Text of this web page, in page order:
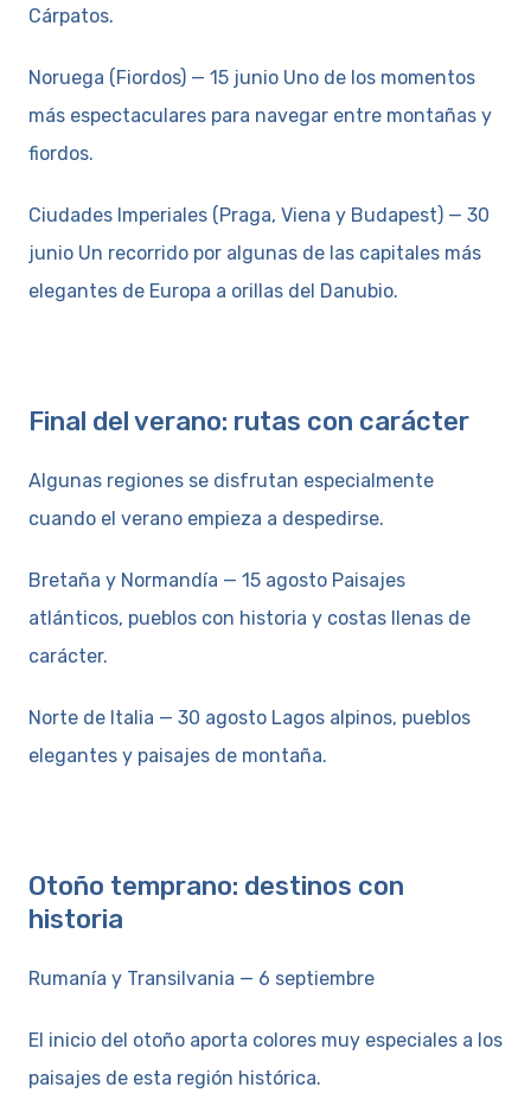
Cárpatos.
Noruega (Fiordos) — 15 junio Uno de los momentos
más espectaculares para navegar entre montañas y
fiordos.
Ciudades Imperiales (Praga, Viena y Budapest) — 30
junio Un recorrido por algunas de las capitales más
elegantes de Europa a orillas del Danubio.
Final del verano: rutas con carácter
Algunas regiones se disfrutan especialmente
cuando el verano empieza a despedirse.
Bretaña y Normandía — 15 agosto Paisajes
atlánticos, pueblos con historia y costas llenas de
carácter.
Norte de Italia — 30 agosto Lagos alpinos, pueblos
elegantes y paisajes de montaña.
Otoño temprano: destinos con
historia
Rumanía y Transilvania — 6 septiembre
El inicio del otoño aporta colores muy especiales a los
paisajes de esta región histórica.